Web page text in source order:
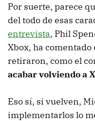
Por suerte, parece
del todo de esas
entrevista, Phil
Xbox, ha comentado
retiraron, como el
acabar volviendo a
Eso sí, si vuelven,
implementarlos lo